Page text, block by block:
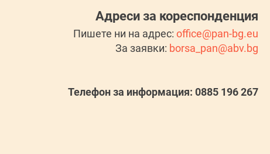
Адреси за кореспонденция
Пишете ни на адрес: office@pan-bg.eu
За заявки: borsa_pan@abv.bg
Телефон за информация: 0885 196 267